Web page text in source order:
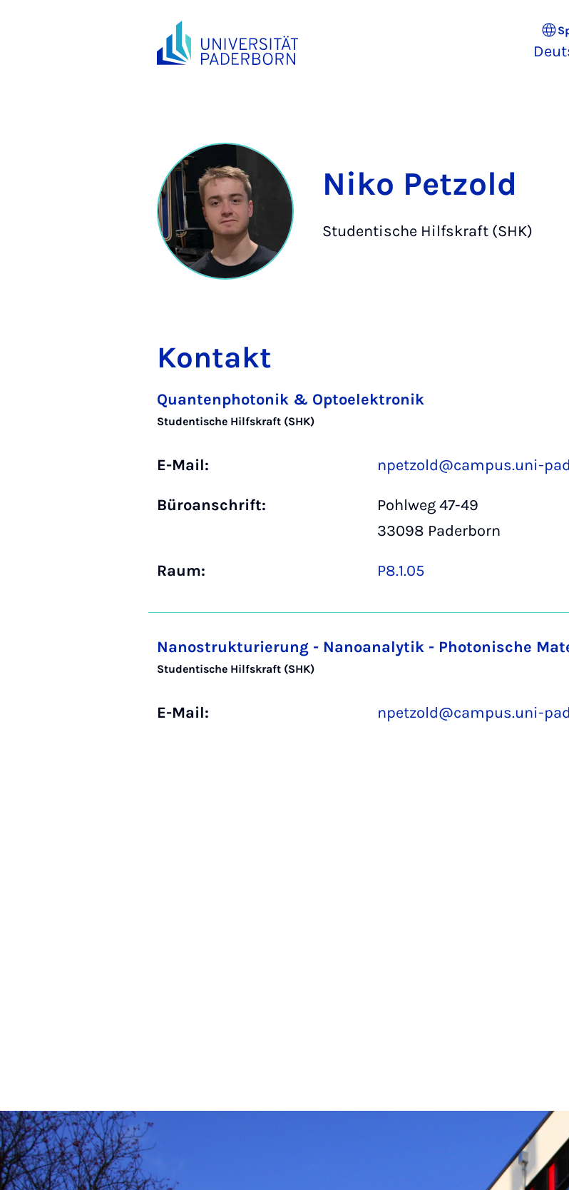
Niko Petzold
Studentische Hilfskraft (SHK)
Kontakt
Quantenphotonik & Optoelektronik
Studentische Hilfskraft (SHK)
E-Mail: npetzold@campus.uni-
Büro­anschrift:
Pohlweg 47-49
33098 Paderborn
Raum: P8.1.05
Nanostrukturierung - Nanoanalytik - Photonische
Studentische Hilfskraft (SHK)
E-Mail: npetzold@campus.uni-